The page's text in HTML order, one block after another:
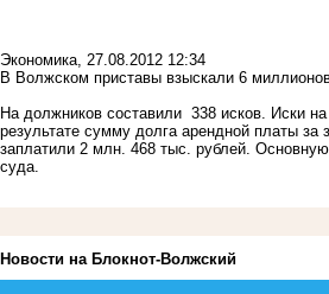
Экономика, 27.08.2012 12:34
В Волжском приставы взыскали 6
На должников составили 338 исков. Иски
результате сумму долга арендной платы
заплатили 2 млн. 468 тыс. рублей.
суда.
Новости на Блoкнoт-Волжский